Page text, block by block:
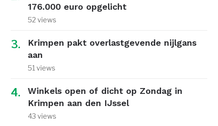
176.000 euro opgelicht
52 views
Krimpen pakt overlastgevende nijlgans
aan
51 views
Winkels open of dicht op Zondag in
Krimpen aan den IJssel
43 views